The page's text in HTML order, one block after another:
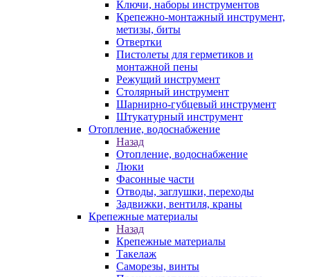
Ключи, наборы инструментов
Крепежно-монтажный инструмент,
метизы, биты
Отвертки
Пистолеты для герметиков и
монтажной пены
Режущий инструмент
Столярный инструмент
Шарнирно-губцевый инструмент
Штукатурный инструмент
Отопление, водоснабжение
Назад
Отопление, водоснабжение
Люки
Фасонные части
Отводы, заглушки, переходы
Задвижки, вентиля, краны
Крепежные материалы
Назад
Крепежные материалы
Такелаж
Саморезы, винты